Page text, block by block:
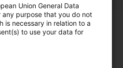
Union General Data
any purpose that you do not
necessary in relation to a
to use your data for